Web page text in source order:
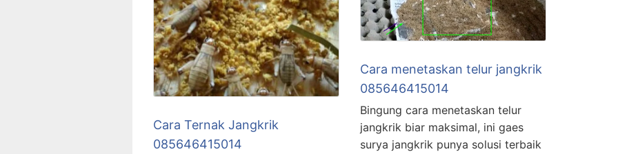
Cara Ternak Jangkrik
085646415014
Cara menetaskan telur jangkrik
085646415014
Bingung cara menetaskan telur
jangkrik biar maksimal, ini gaes
surya jangkrik punya solusi terbaik